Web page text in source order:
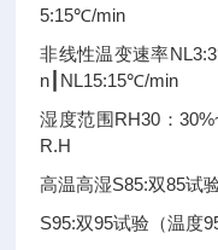
5:15℃/min
非线性温变速率
n┃NL15:15℃/min
湿度范围RH30：
R.H
高温高湿S85:双85试
S95:双95试验（温度